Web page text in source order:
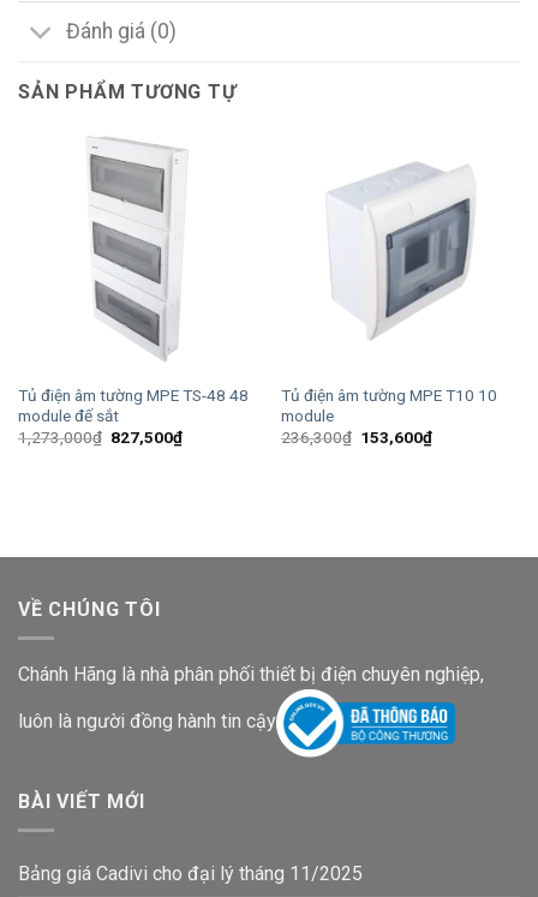
Đánh giá (0)
SẢN PHẨM TƯƠNG TỰ
Tủ điện âm tường MPE TS-48 48
module đế sắt
1,273,000₫ Giá
827,500₫Giá
hiện
Tủ điện âm tường MPE T10 10
module
236,300₫ Giá
153,600₫Giá
hiện
VỀ CHÚNG TÔI
Chánh Hãng là nhà phân phối thiết bị điện chuyên nghiệp,
luôn là người đồng hành tin cậy
BÀI VIẾT MỚI
Bảng giá Cadivi cho đại lý tháng 11/2025